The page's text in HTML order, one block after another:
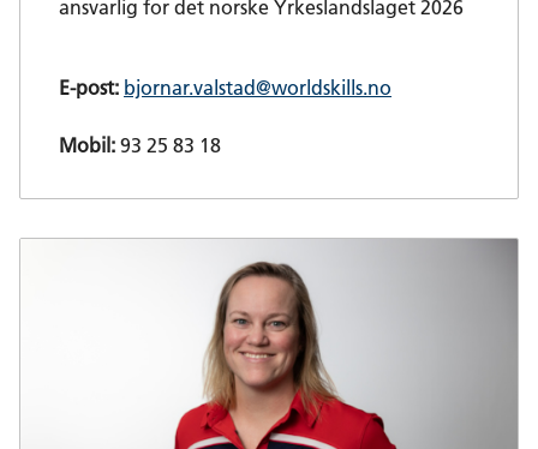
ansvarlig for det norske Yrkeslandslaget 2026
E-post: bjornar.valstad@worldskills.no
Mobil:93 25 83 18